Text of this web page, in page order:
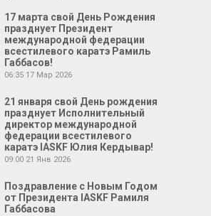
17 марта свой День Рождения
празднует Президент
международной федерации
всестилевого каратэ Рамиль
Габбасов!
06:35 17 Мар 2026
21 января свой День рождения
празднует Исполнительный
директор международной
федерации всестилевого
каратэ IASKF Юлия Кердывар!
09:00 21 Янв 2026
Поздравление с Новым Годом
от Президента IASKF Рамиля
Габбасова